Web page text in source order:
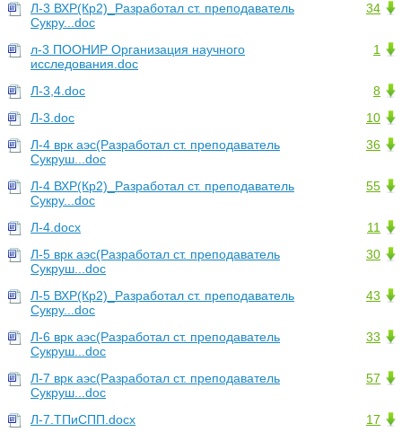
34
Л-3 ВХР(Кр2)_Разработал ст. преподаватель
Сукру...doc
1
л-3 ПООНИР Организация научного
исследования.doc
8
Л-3,4.doc
10
Л-3.doc
36
Л-4 врк аэс(Разработал ст. преподаватель
Сукруш...doc
55
Л-4 ВХР(Кр2)_Разработал ст. преподаватель
Сукру...doc
11
Л-4.docx
30
Л-5 врк аэс(Разработал ст. преподаватель
Сукруш...doc
43
Л-5 ВХР(Кр2)_Разработал ст. преподаватель
Сукру...doc
33
Л-6 врк аэс(Разработал ст. преподаватель
Сукруш...doc
57
Л-7 врк аэс(Разработал ст. преподаватель
Сукруш...doc
17
Л-7.ТПиСПП.docx